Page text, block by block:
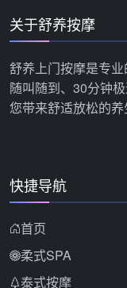
关于舒养按摩
舒养上门按摩是专
随叫随到、30分钟
您带来舒适放松的养
快捷导航
首页
柔式SPA
泰式按摩